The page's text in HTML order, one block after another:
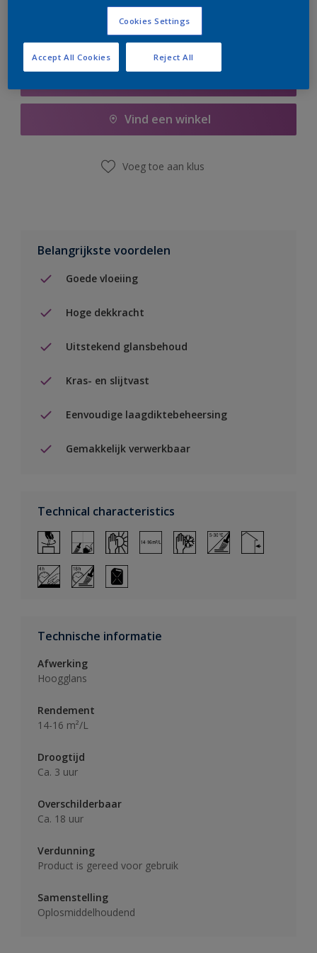
Vind een winkel
Voeg toe aan klus
Belangrijkste voordelen
Goede vloeiing
Hoge dekkracht
Uitstekend glansbehoud
Kras- en slijtvast
Eenvoudige laagdiktebeheersing
Gemakkelijk verwerkbaar
Technical characteristics
Technische informatie
Afwerking
Hoogglans
Rendement
14-16 m²/L
Droogtijd
Ca. 3 uur
Overschilderbaar
Ca. 18 uur
Verdunning
Product is gereed voor gebruik
Samenstelling
Oplosmiddelhoudend
Cookies Settings
Reject All
Accept All Cookies